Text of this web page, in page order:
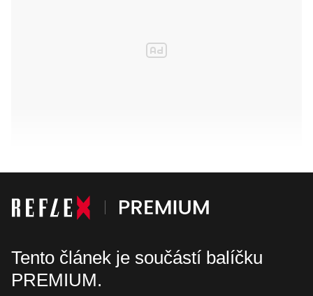
Tento článek je součástí balíčku
PREMIUM.